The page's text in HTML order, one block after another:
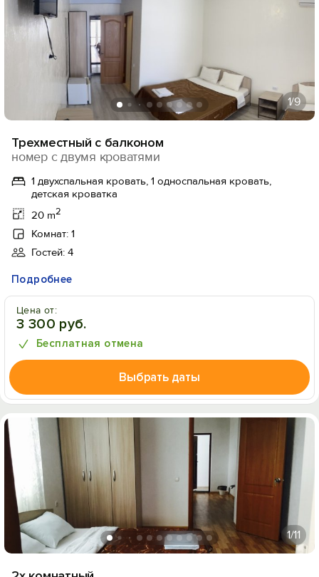
1/9
Трехместный с балконом
номер с двумя кроватями
1 двухспальная кровать, 1 односпальная кровать,
детская кроватка
20 m2
Комнат: 1
Гостей: 4
Подробнее
Цена от:
3 300 руб.
Бесплатная отмена
Выбрать даты
1/11